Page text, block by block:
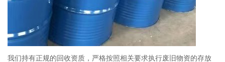
我们持有正规的回收资质，严格按照相关要求执行废旧物资的存放